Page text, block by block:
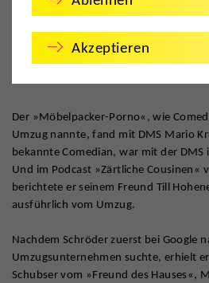
Der »Möbelpacker-Porno«, wie
Umzug nannte, fand mit DMS Mario
bekannte Comedian, war mit der DMS
Und im Podcast »Zärtliche Cousinen«
berichtete er seinem Freund Till
ausführlich vom Umzug.
Nachdem Schröder zuerst bei Google
Umzugsunternehmen suchte, erhielt
Schubser vom »Freund des Hauses«,
Akzeptieren